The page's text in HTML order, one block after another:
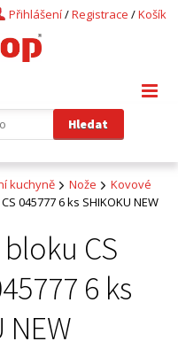
Košík
/
Registrace
/
Přihlášení
kuchyně Nože
Kovové
045777 6 ks SHIKOKU NEW
CS
6 ks
NEW